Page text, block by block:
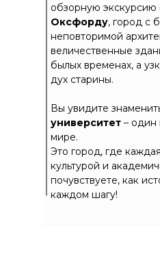
обзорную экскурсию
Оксфорду, город с
неповторимой
величественные
былых временах, а
дух старины.
Вы увидите
университет – один
мире.
Это город, где
культурой и
почувствуете, как
каждом шагу!